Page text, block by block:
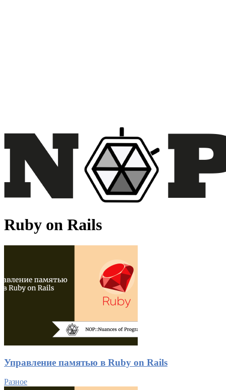
Ruby on Rails
Управление памятью в Ruby on Rails
Разное